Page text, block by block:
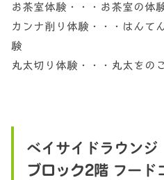
お茶室体験・・・お茶室の体
カンナ削り体験・・・はんて
験
丸太切り体験・・・丸太をの
ベイサイドラウン
ブロック2階フード